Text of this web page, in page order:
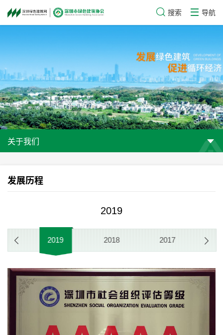
搜索 导航
关于我们
发展历程
2019
2019 2018 2017